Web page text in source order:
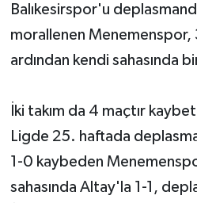
Balıkesirspor'u
morallenen Menemenspor,
ardından kendi sahasında
İki takım da 4 maçtır
Ligde 25. haftada
1-0 kaybeden
sahasında Altay'la 1-1,